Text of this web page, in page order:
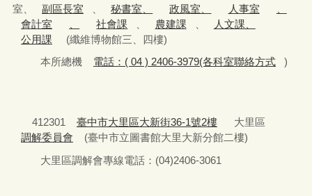
室、
副區長室 秘書室、 政風室、 人事室
會計室
社會課 農建課
人文課、
公用課
(纖維博物館三、四樓)
本所總機
電話：( 04 ) 2406-3979(各科室聯絡方式 )
412301 臺中市大里區大新街36-1號2樓
大里區
調解委員會
(臺中市立圖書館大里大新分館二樓)
大里區調解會專線電話：(04)2406-3061